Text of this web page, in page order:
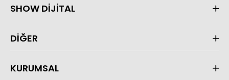
SHOW DİJİTAL
DİĞER
KURUMSAL